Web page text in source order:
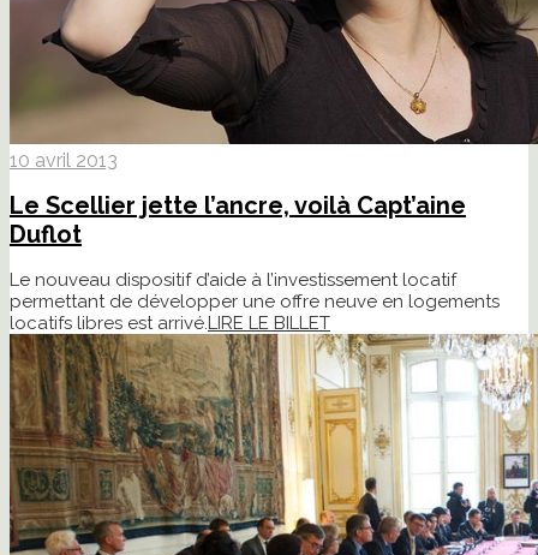
10 avril 2013
Le Scellier jette l’ancre, voilà Capt’aine
Duflot
Le nouveau dispositif d’aide à l’investissement locatif
permettant de développer une offre neuve en logements
locatifs libres est arrivé.LIRE LE BILLET